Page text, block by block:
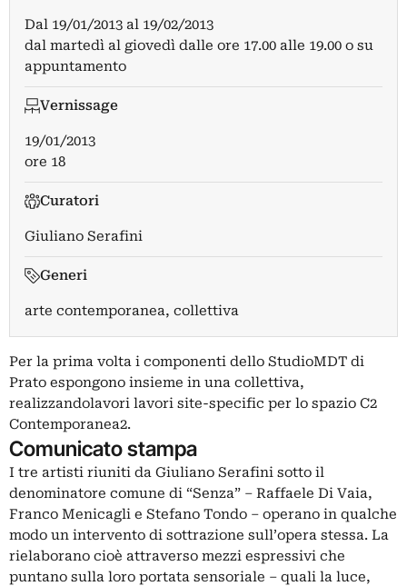
Dal 19/01/2013 al 19/02/2013
dal martedì al giovedì dalle ore 17.00 alle 19.00 o su
appuntamento
Vernissage
19/01/2013
ore 18
Curatori
Giuliano Serafini
Generi
arte contemporanea, collettiva
Per la prima volta i componenti dello StudioMDT di
Prato espongono insieme in una collettiva,
realizzandolavori lavori site-specific per lo spazio C2
Contemporanea2.
Comunicato stampa
I tre artisti riuniti da Giuliano Serafini sotto il
denominatore comune di “Senza” – Raffaele Di Vaia,
Franco Menicagli e Stefano Tondo – operano in qualche
modo un intervento di sottrazione sull’opera stessa. La
rielaborano cioè attraverso mezzi espressivi che
puntano sulla loro portata sensoriale – quali la luce,